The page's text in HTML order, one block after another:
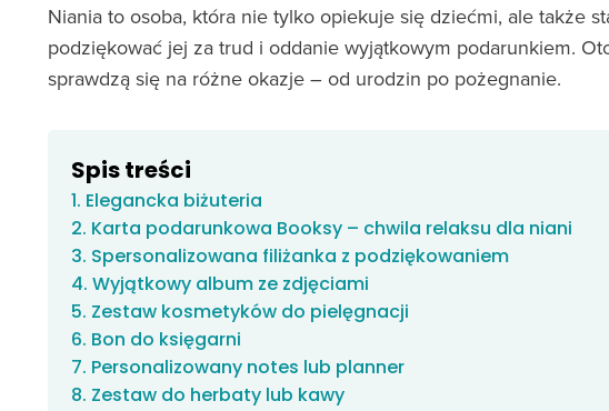
Niania to osoba, która nie tylko opiekuje się dziećmi, ale także
podziękować jej za trud i oddanie wyjątkowym podarunkiem.
sprawdzą się na różne okazje – od urodzin po pożegnanie.
Spis treści
1. Elegancka biżuteria
2. Karta podarunkowa Booksy – chwila relaksu dla niani
3. Spersonalizowana filiżanka z podziękowaniem
4. Wyjątkowy album ze zdjęciami
5. Zestaw kosmetyków do pielęgnacji
6. Bon do księgarni
7. Personalizowany notes lub planner
8. Zestaw do herbaty lub kawy